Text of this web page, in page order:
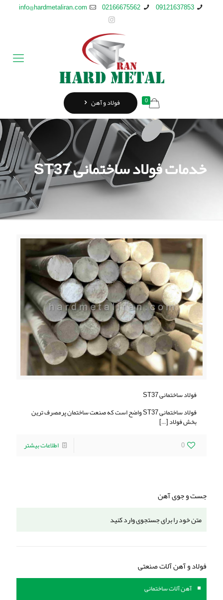
09121637853
02166675562
info@hardmetaliran.com
0 فولاد و آهن
خدمات فولاد ساختمانی ST37
فولاد ساختمانی ST37
فولاد ساختمانی ST37 واضح است که صنعت ساختمان پرمصرف ترین
بخش فولاد[…]
0
اطلاعات بیشتر
جست و جوی آهن
فولاد و آهن آلات صنعتی
آهن آلات ساختمانی